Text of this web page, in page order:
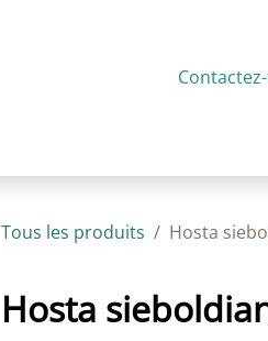
Tous les produits Hosta
Hosta